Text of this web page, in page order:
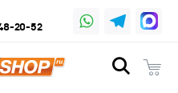
20-52